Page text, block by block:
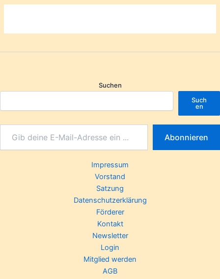
Suchen
Such
en
Abonnieren
Impressum
Vorstand
Satzung
Datenschutzerklärung
Förderer
Kontakt
Newsletter
Login
Mitglied werden
AGB